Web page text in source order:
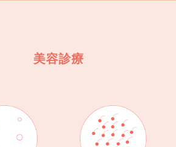
美容診療